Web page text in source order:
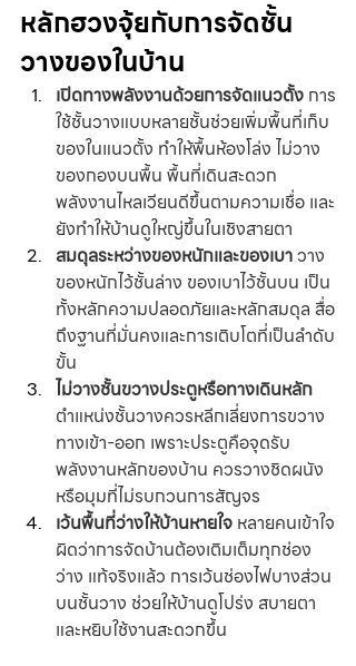
หลักฮวงจุ้ยกับการจัดชั้น
วางของในบ้าน
เปิดทางพลังงานด้วยการจัดแนวตั้ง การ
ใช้ชั้นวางแบบหลายชั้นช่วยเพิ่มพื้นที่เก็บ
ของในแนวตั้ง ทำให้พื้นห้องโล่ง ไม่วาง
ของกองบนพื้น พื้นที่เดินสะดวก
พลังงานไหลเวียนดีขึ้นตามความเชื่อ และ
ยังทำให้บ้านดูใหญ่ขึ้นในเชิงสายตา
สมดุลระหว่างของหนักและของเบา วาง
ของหนักไว้ชั้นล่าง ของเบาไว้ชั้นบน เป็น
ทั้งหลักความปลอดภัยและหลักสมดุล สื่อ
ถึงฐานที่มั่นคงและการเติบโตที่เป็นลำดับ
ขั้น
ไม่วางชั้นขวางประตูหรือทางเดินหลัก
ตำแหน่งชั้นวางควรหลีกเลี่ยงการขวาง
ทางเข้า-ออก เพราะประตูคือจุดรับ
พลังงานหลักของบ้าน ควรวางชิดผนัง
หรือมุมที่ไม่รบกวนการสัญจร
เว้นพื้นที่ว่างให้บ้านหายใจ หลายคนเข้าใจ
ผิดว่าการจัดบ้านต้องเติมเต็มทุกช่อง
ว่าง แท้จริงแล้ว การเว้นช่องไฟบางส่วน
บนชั้นวาง ช่วยให้บ้านดูโปร่ง สบายตา
และหยิบใช้งานสะดวกขึ้น